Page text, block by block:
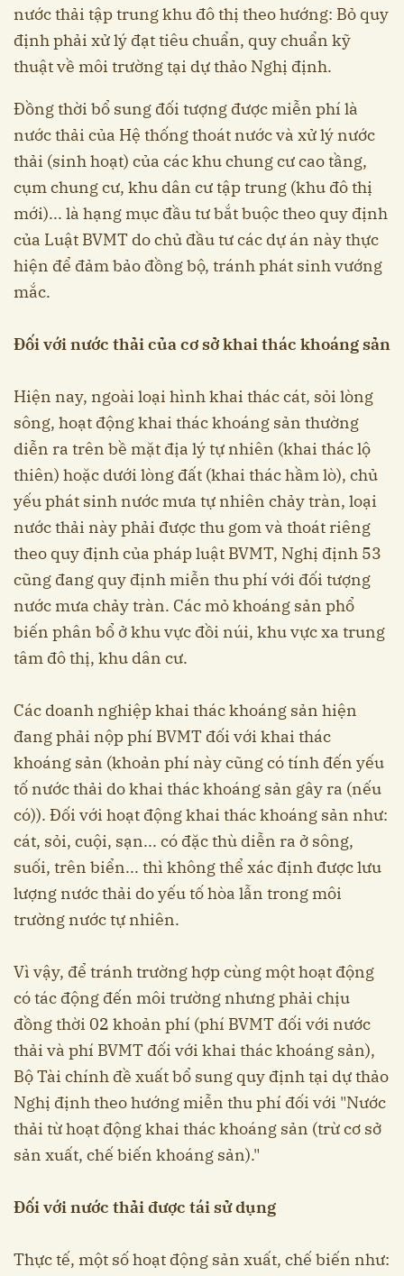
nước thải tập trung khu đô thị theo hướng: Bỏ quy
định phải xử lý đạt tiêu chuẩn, quy chuẩn kỹ
thuật về môi trường tại dự thảo Nghị định.
Đồng thời bổ sung đối tượng được miễn phí là
nước thải của Hệ thống thoát nước và xử lý nước
thải (sinh hoạt) của các khu chung cư cao tầng,
cụm chung cư, khu dân cư tập trung (khu đô thị
mới)... là hạng mục đầu tư bắt buộc theo quy định
của Luật BVMT do chủ đầu tư các dự án này thực
hiện để đảm bảo đồng bộ, tránh phát sinh vướng
mắc.
Đối với nước thải của cơ sở khai thác khoáng sản
Hiện nay, ngoài loại hình khai thác cát, sỏi lòng
sông, hoạt động khai thác khoáng sản thường
diễn ra trên bề mặt địa lý tự nhiên (khai thác lộ
thiên) hoặc dưới lòng đất (khai thác hầm lò), chủ
yếu phát sinh nước mưa tự nhiên chảy tràn, loại
nước thải này phải được thu gom và thoát riêng
theo quy định của pháp luật BVMT, Nghị định 53
cũng đang quy định miễn thu phí với đối tượng
nước mưa chảy tràn. Các mỏ khoáng sản phổ
biến phân bổ ở khu vực đồi núi, khu vực xa trung
tâm đô thị, khu dân cư.
Các doanh nghiệp khai thác khoáng sản hiện
đang phải nộp phí BVMT đối với khai thác
khoáng sản (khoản phí này cũng có tính đến yếu
tố nước thải do khai thác khoáng sản gây ra (nếu
có)). Đối với hoạt động khai thác khoáng sản như:
cát, sỏi, cuội, sạn... có đặc thù diễn ra ở sông,
suối, trên biển... thì không thể xác định được lưu
lượng nước thải do yếu tố hòa lẫn trong môi
trường nước tự nhiên.
Vì vậy, để tránh trường hợp cùng một hoạt động
có tác động đến môi trường nhưng phải chịu
đồng thời 02 khoản phí (phí BVMT đối với nước
thải và phí BVMT đối với khai thác khoáng sản),
Bộ Tài chính đề xuất bổ sung quy định tại dự thảo
Nghị định theo hướng miễn thu phí đối với "Nước
thải từ hoạt động khai thác khoáng sản (trừ cơ sở
sản xuất, chế biến khoáng sản)."
Đối với nước thải được tái sử dụng
Thực tế, một số hoạt động sản xuất, chế biến như: